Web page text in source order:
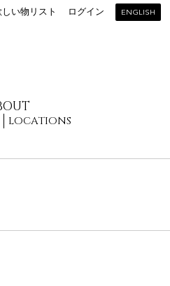
LOCATIONS
しい物リスト ログイン ENGLISH